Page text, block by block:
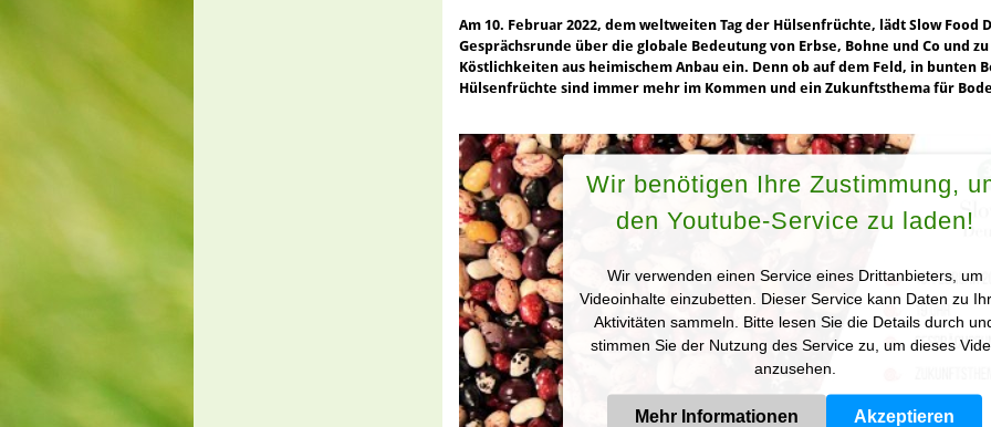
Am 10. Februar 2022, dem weltweiten Tag der Hülsenfrüchte, lädt Slow Food
Gesprächsrunde über die globale Bedeutung von Erbse, Bohne und Co und
Köstlichkeiten aus heimischem Anbau ein. Denn ob auf dem Feld, in bunten
Hülsenfrüchte sind immer mehr im Kommen und ein Zukunftsthema für
Wir benötigen Ihre Zustimmung,
den Youtube-Service zu laden!
Wir verwenden einen Service eines Drittanbieters, um
Videoinhalte einzubetten. Dieser Service kann Daten zu
Aktivitäten sammeln. Bitte lesen Sie die Details durch
stimmen Sie der Nutzung des Service zu, um dieses
anzusehen.
Mehr Informationen Akzeptieren